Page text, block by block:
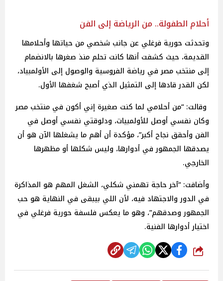
أحلام الطفولة.. من الرياضة إلى الفن
وتحدثت حورية فرغلي عن جانب شخصي من حياتها وأحلامها
القديمة، حيث كشفت أنها كانت تحلم منذ صغرها بالانضمام
إلى منتخب مصر في رياضة الفروسية والوصول إلى الأولمبياد،
لكن القدر قادها إلى التمثيل الذي أصبح شغفها الأول.
وقالت: “من أحلامي لما كنت صغيرة إني أكون في منتخب مصر
وكان نفسي أوصل للأولمبيات، ودلوقتي نفسي أوصل في
الفن وأحقق نجاح أكبر”، مؤكدة أن أهم ما يشغلها الآن هو أن
يصدقها الجمهور في أدوارها، وليس شكلها أو مظهرها
الخارجي.
وأضافت: “آخر حاجة تهمني شكلي، الشغل المهم هو المذاكرة
في الدور والاجتهاد فيه، لأن اللي بيبقى في النهاية هو حب
الجمهور وصدقهم”، وهو ما يعكس فلسفة حورية فرغلي في
اختيار أدوارها الفنية.
شارك